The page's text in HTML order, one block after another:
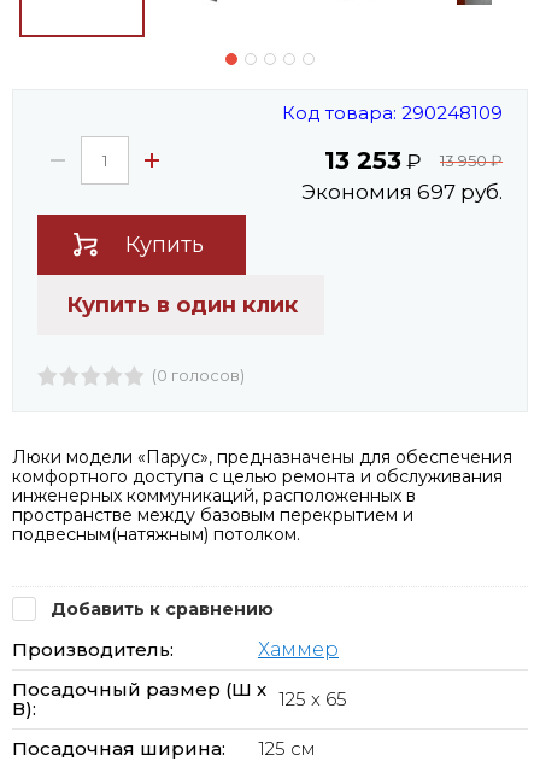
Код товара: 290248109
13 950₽
13 253 ₽
Экономия 697 руб.
Купить
Купить в один клик
(0 голосов)
Люки модели «Парус», предназначены для обеспечения
комфортного доступа с целью ремонта и обслуживания
инженерных коммуникаций, расположенных в
пространстве между базовым перекрытием и
подвесным(натяжным) потолком.
Добавить к сравнению
Производитель:
Хаммер
Посадочный размер (Ш х
В):
125 x 65
Посадочная ширина:
125 см